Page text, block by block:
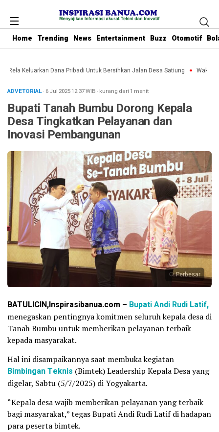
Home Trending News Entertainment Buzz Otomotif
Rela Keluarkan Dana Pribadi Untuk Bersihkan Jalan Desa Satiung Waket
ADVETORIAL· 6 Jul 202512:37WIB · kurang dari 1 menit
Bupati Tanah Bumbu Dorong Kepala
Desa Tingkatkan Pelayanan dan
Inovasi Pembangunan
Perbesar
BATULICIN,Inspirasibanua.com – Bupati Andi Rudi Latif,
menegaskan pentingnya komitmen seluruh kepala desa di
Tanah Bumbu untuk memberikan pelayanan terbaik
kepada masyarakat.
Hal ini disampaikannya saat membuka kegiatan
Bimbingan Teknis (Bimtek) Leadership Kepala Desa yang
digelar, Sabtu (5/7/2025) di Yogyakarta.
“Kepala desa wajib memberikan pelayanan yang terbaik
bagi masyarakat,” tegas Bupati Andi Rudi Latif di hadapan
para peserta bimtek.